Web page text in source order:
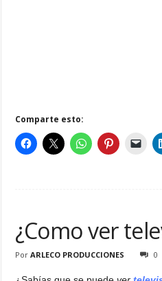
Comparte esto:
¿Como ver
Por ARLECO PRODUCCIONES 0